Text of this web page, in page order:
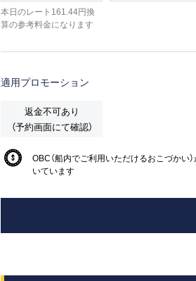
本日のレート161.44円換
算の参考料金になります
適用プロモーション
返金不可あり
（予約画面にて確認）
OBC（船内でご利用いただけるおこづかい
いています